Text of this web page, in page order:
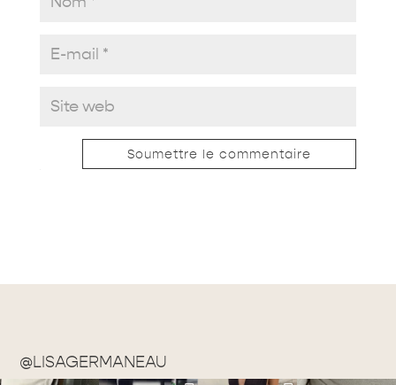
Soumettre le commentaire
@LISAGERMANEAU